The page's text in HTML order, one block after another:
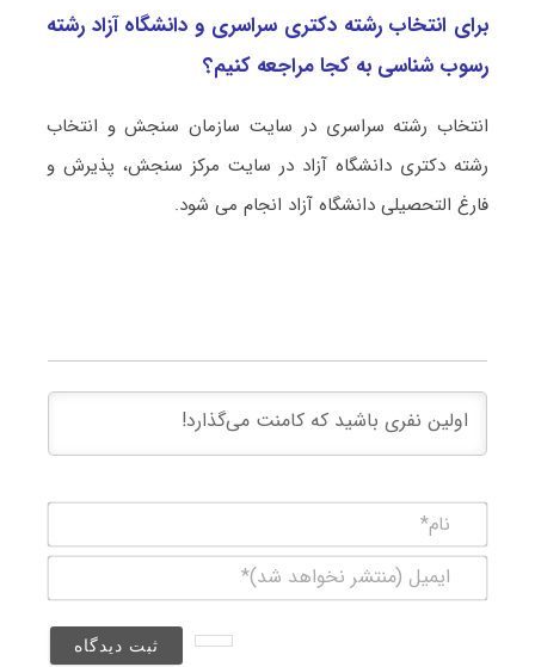
برای انتخاب رشته دکتری سراسری و دانشگاه آزاد رشته
رسوب شناسی به کجا مراجعه کنیم؟
انتخاب رشته سراسری در سایت سازمان سنجش و انتخاب
رشته دکتری دانشگاه آزاد در سایت مرکز سنجش، پذیرش و
فارغ التحصیلی دانشگاه آزاد انجام می شود.
(منتشر